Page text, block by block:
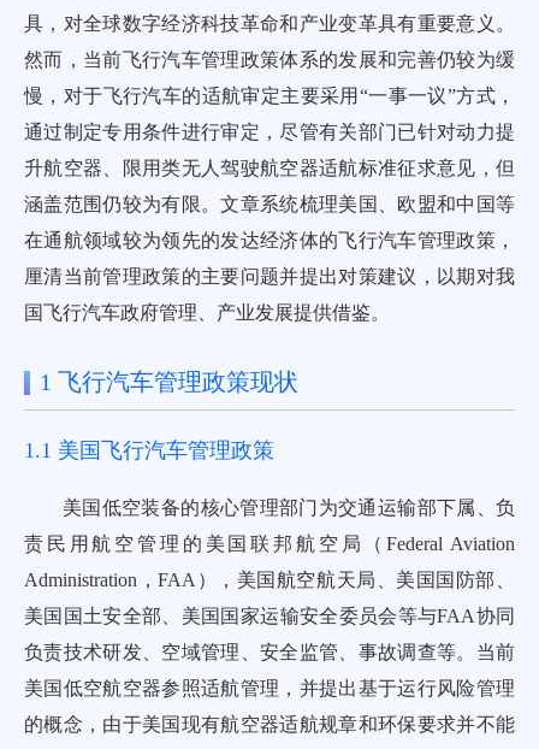
具，对全球数字经济科技革命和产业变革具有重要意义。
然而，当前飞行汽车管理政策体系的发展和完善仍较为缓
慢，对于飞行汽车的适航审定主要采用“一事一议”方式，
通过制定专用条件进行审定，尽管有关部门已针对动力提
升航空器、限用类无人驾驶航空器适航标准征求意见，但
涵盖范围仍较为有限。文章系统梳理美国、欧盟和中国等
在通航领域较为领先的发达经济体的飞行汽车管理政策，
厘清当前管理政策的主要问题并提出对策建议，以期对我
国飞行汽车政府管理、产业发展提供借鉴。
1 飞行汽车管理政策现状
1.1 美国飞行汽车管理政策
美国低空装备的核心管理部门为交通运输部下属、负
责民用航空管理的美国联邦航空局（Federal Aviation
Administration，FAA），美国航空航天局、美国国防部、
美国国土安全部、美国国家运输安全委员会等与FAA协同
负责技术研发、空域管理、安全监管、事故调查等。当前
美国低空航空器参照适航管理，并提出基于运行风险管理
的概念，由于美国现有航空器适航规章和环保要求并不能